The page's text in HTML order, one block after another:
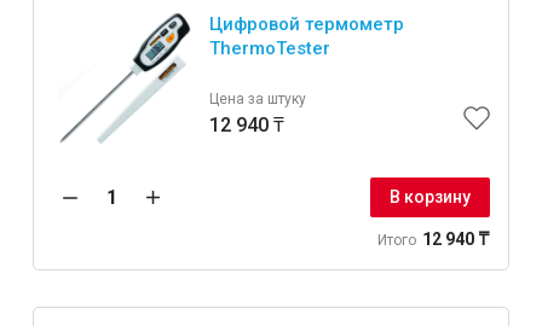
Цифровой термометр
ThermoTester
Цена за штуку
12 940 ₸
В корзину
Итого 12 940 ₸
Сантехника